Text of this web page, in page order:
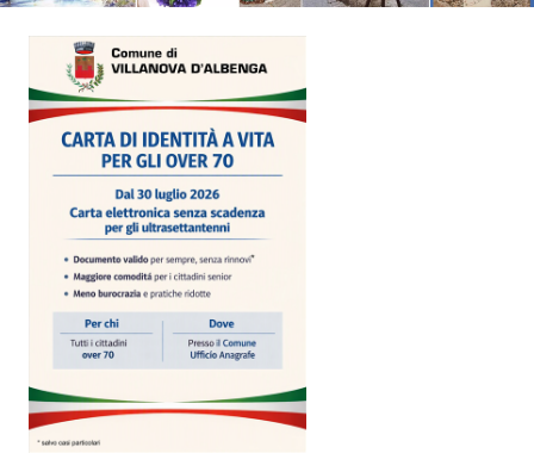
Ultime notizie